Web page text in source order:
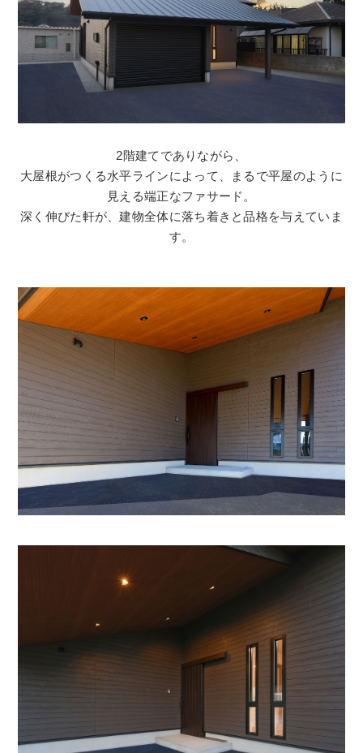
2階建てでありながら、
大屋根がつくる水平ラインによって、まるで平屋のように
見える端正なファサード。
深く伸びた軒が、建物全体に落ち着きと品格を与えていま
す。